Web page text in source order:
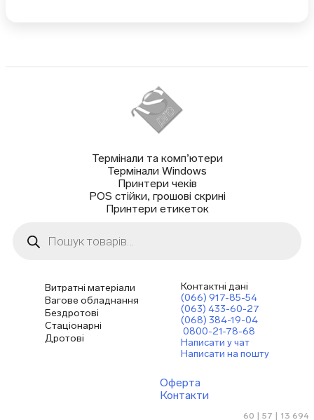
Термінали та комп’ютери
Термінали Windows
Принтери чеків
POS стійки, грошові скрині
Принтери етикеток
товарів
Витратні матеріали
Вагове обладнання
Бездротові
Стаціонарні
Дротові
Контактні дані
(066) 917-85-54
(063) 433-60-27
(068) 384-19-04
0800-21-78-68
Написати у чат
Написати на пошту
Оферта
Контакти
60 | 57 | 13 694